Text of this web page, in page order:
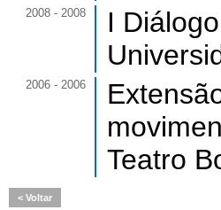
2008 - 2008
I
2006 - 2006
Teatro
Voltar